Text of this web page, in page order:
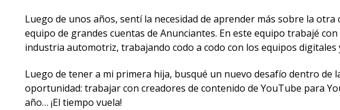
Luego de unos años, sentí la necesidad de aprender más sobre la
equipo de grandes cuentas de Anunciantes. En este equipo trabajé
industria automotriz, trabajando codo a codo con los equipos
Luego de tener a mi primera hija, busqué un nuevo desafío dentro de
oportunidad: trabajar con creadores de contenido de YouTube para
año… ¡El tiempo vuela!